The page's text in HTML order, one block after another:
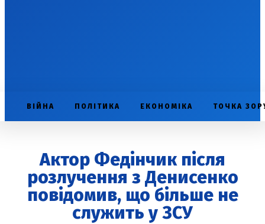
ВІЙНА ПОЛІТИКА ЕКОНОМІКА ТОЧКА
Актор Федінчик після
розлучення з Денисенко
повідомив, що більше не
служить у ЗСУ